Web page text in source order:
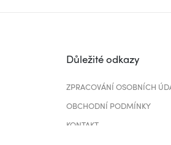
Důležité odkazy
ZPRACOVÁNÍ OSOBNÍCH
OBCHODNÍ PODMÍNKY
KONTAKT